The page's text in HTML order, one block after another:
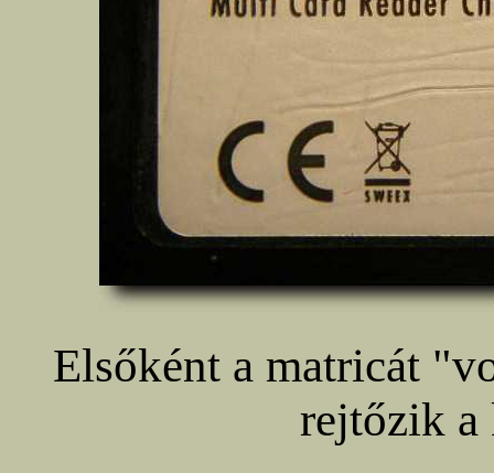
Elsőként a matricát
rejtőzik a